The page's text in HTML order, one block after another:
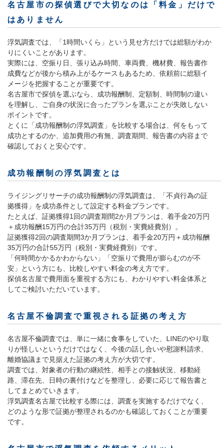
名古屋市の探偵選びで大切なのは「料金」だけで
はありません
浮気調査では、「1時間いくら」という見せ方だけでは総額がわか
りにくいことがあります。
実際には、空振り日、張り込み時間、車両費、機材費、報告書作
成費などが後から積み上がるケースもあるため、依頼前に総額イ
メージを把握することが重要です。
名古屋市で探偵を選ぶなら、成功報酬制、定額制、時間制の違い
を理解し、ご自身の状況に合ったプランを選ぶことが失敗しない
ポイントです。
とくに「成功報酬制の浮気調査」を比較する場合は、何をもって
成功とするのか、追加費用の有無、調査期間、報告書の内容まで
確認しておくと安心です。
成功報酬制の浮気調査とは
ライジングリサーチの成功報酬制の浮気調査は、「不貞行為の証
拠獲得」を成功条件として設定する料金プランです。
たとえば、証拠獲得1回の調査期間2か月プランは、着手金20万円
＋成功報酬15万円の合計35万円（税別・実費経費別）。
証拠獲得2回の調査期間3か月プランは、着手金20万円＋成功報酬
35万円の合計55万円（税別・実費経費別）です。
「何時間かかるかわからない」「空振りで費用が膨らむのが不
安」という方にも、比較しやすい料金の考え方です。
探偵名古屋で費用面を重視する方にも、わかりやすい料金体系と
してご検討いただいています。
名古屋不倫調査で重視される証拠の考え方
名古屋不倫調査では、単に一緒に食事をしていた、LINEのやり取
りが怪しいというだけではなく、今後の話し合いや慰謝料請求、
離婚協議まで見据えた証拠の考え方が大切です。
調査では、対象者の行動の継続性、相手との接触状況、移動経
路、滞在先、日時の裏付けなどを整理し、必要に応じて報告書と
してまとめていきます。
浮気調査名古屋で比較する際には、調査を実施するだけでなく、
どのような形で証拠が整理されるのかも確認しておくことが重要
です。